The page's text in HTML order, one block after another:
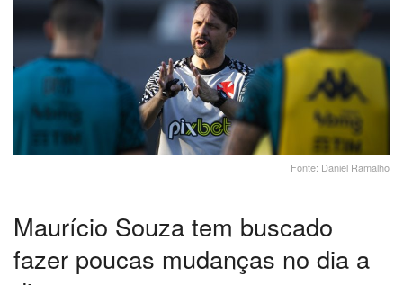
Fonte: Daniel Ramalho
Maurício Souza tem buscado
fazer poucas mudanças no dia a